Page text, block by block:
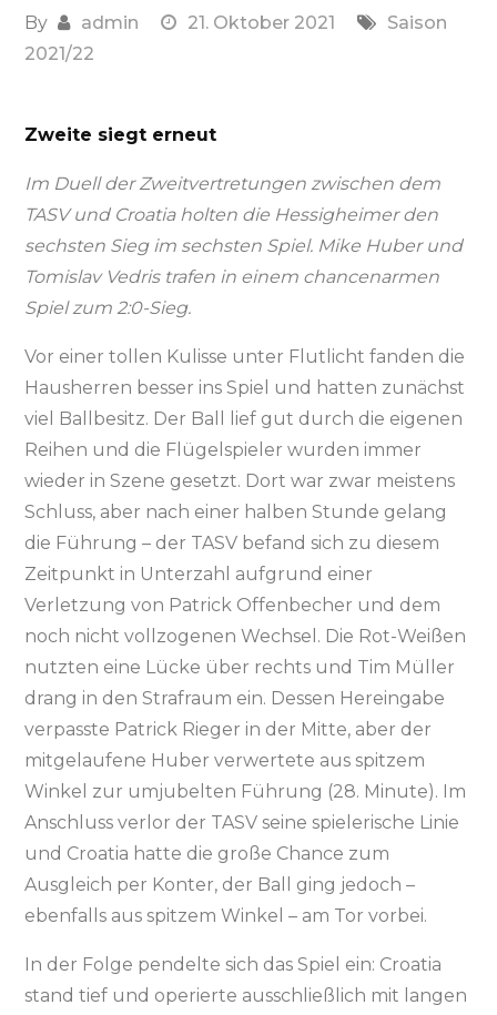
By admin 21. Oktober 2021
Saison
2021/22
Zweite siegt erneut
Im Duell der Zweitvertretungen zwischen dem
TASV und Croatia holten die Hessigheimer den
sechsten Sieg im sechsten Spiel. Mike Huber und
Tomislav Vedris trafen in einem chancenarmen
Spiel zum 2:0-Sieg.
Vor einer tollen Kulisse unter Flutlicht fanden die
Hausherren besser ins Spiel und hatten zunächst
viel Ballbesitz. Der Ball lief gut durch die eigenen
Reihen und die Flügelspieler wurden immer
wieder in Szene gesetzt. Dort war zwar meistens
Schluss, aber nach einer halben Stunde gelang
die Führung – der TASV befand sich zu diesem
Zeitpunkt in Unterzahl aufgrund einer
Verletzung von Patrick Offenbecher und dem
noch nicht vollzogenen Wechsel. Die Rot-Weißen
nutzten eine Lücke über rechts und Tim Müller
drang in den Strafraum ein. Dessen Hereingabe
verpasste Patrick Rieger in der Mitte, aber der
mitgelaufene Huber verwertete aus spitzem
Winkel zur umjubelten Führung (28. Minute). Im
Anschluss verlor der TASV seine spielerische Linie
und Croatia hatte die große Chance zum
Ausgleich per Konter, der Ball ging jedoch –
ebenfalls aus spitzem Winkel – am Tor vorbei.
In der Folge pendelte sich das Spiel ein: Croatia
stand tief und operierte ausschließlich mit langen